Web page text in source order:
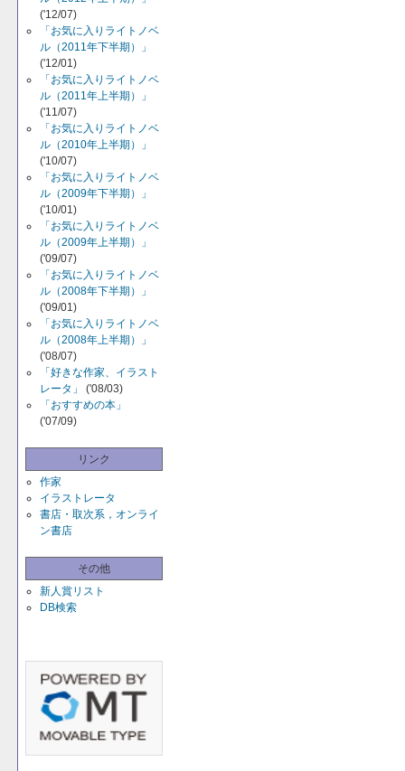
('12/07)
「お気に入りライトノベ
ル（2011年下半期）」
('12/01)
「お気に入りライトノベ
ル（2011年上半期）」
('11/07)
「お気に入りライトノベ
ル（2010年上半期）」
('10/07)
「お気に入りライトノベ
ル（2009年下半期）」
('10/01)
「お気に入りライトノベ
ル（2009年上半期）」
('09/07)
「お気に入りライトノベ
ル（2008年下半期）」
('09/01)
「お気に入りライトノベ
ル（2008年上半期）」
('08/07)
「好きな作家、イラスト
レータ」
('08/03)
「おすすめの本」
('07/09)
リンク
作家
イラストレータ
書店・取次系，オンライ
ン書店
その他
新人賞リスト
DB検索